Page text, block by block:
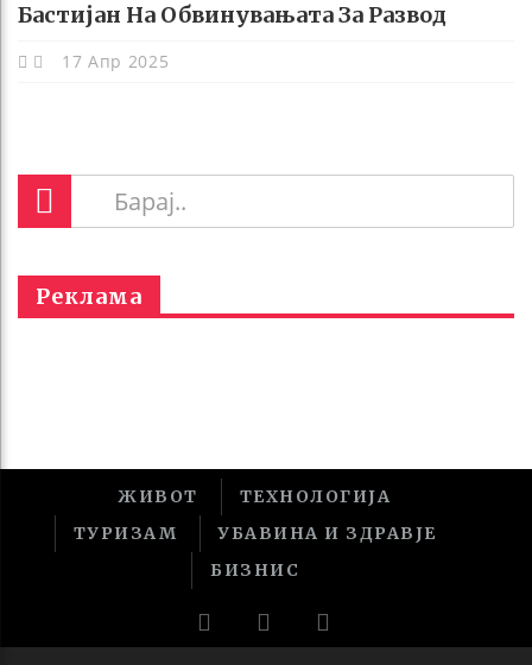
Бастијан На Обвинувањата За Развод
17 Апр 2025
Реклама
ЖИВОТ
ТЕХНОЛОГИЈА
ТУРИЗАМ
УБАВИНА И ЗДРАВЈЕ
БИЗНИС